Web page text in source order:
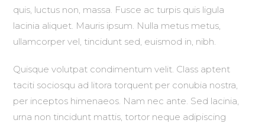
quis, luctus non, massa. Fusce ac turpis quis ligula
lacinia aliquet. Mauris ipsum. Nulla metus metus,
ullamcorper vel, tincidunt sed, euismod in, nibh.
Quisque volutpat condimentum velit. Class aptent
taciti sociosqu ad litora torquent per conubia nostra,
per inceptos himenaeos. Nam nec ante. Sed lacinia,
urna non tincidunt mattis, tortor neque adipiscing